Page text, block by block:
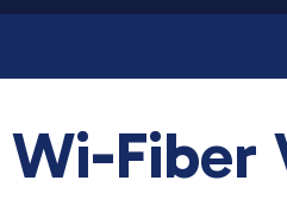
Fiber